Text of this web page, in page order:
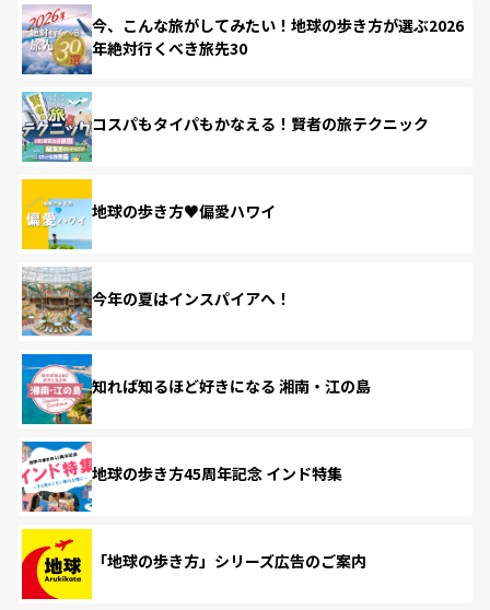
今、こんな旅がしてみたい！地球の歩き方が選ぶ2026
年絶対行くべき旅先30
コスパもタイパもかなえる！賢者の旅テクニック
地球の歩き方♥偏愛ハワイ
今年の夏はインスパイアへ！
知れば知るほど好きになる 湘南・江の島
地球の歩き方45周年記念 インド特集
「地球の歩き方」シリーズ広告のご案内